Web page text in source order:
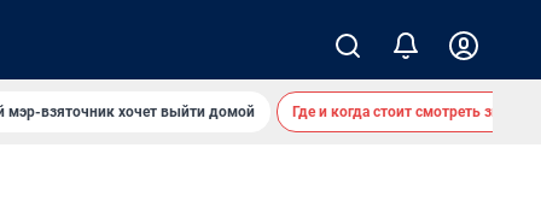
мэр-взяточник хочет выйти домой Где и когда стоит смотреть